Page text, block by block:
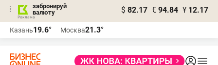
забронируй
валюту
$ 82.17 € 94.84 ¥ 12.17
Казань19.6° Москва21.3°